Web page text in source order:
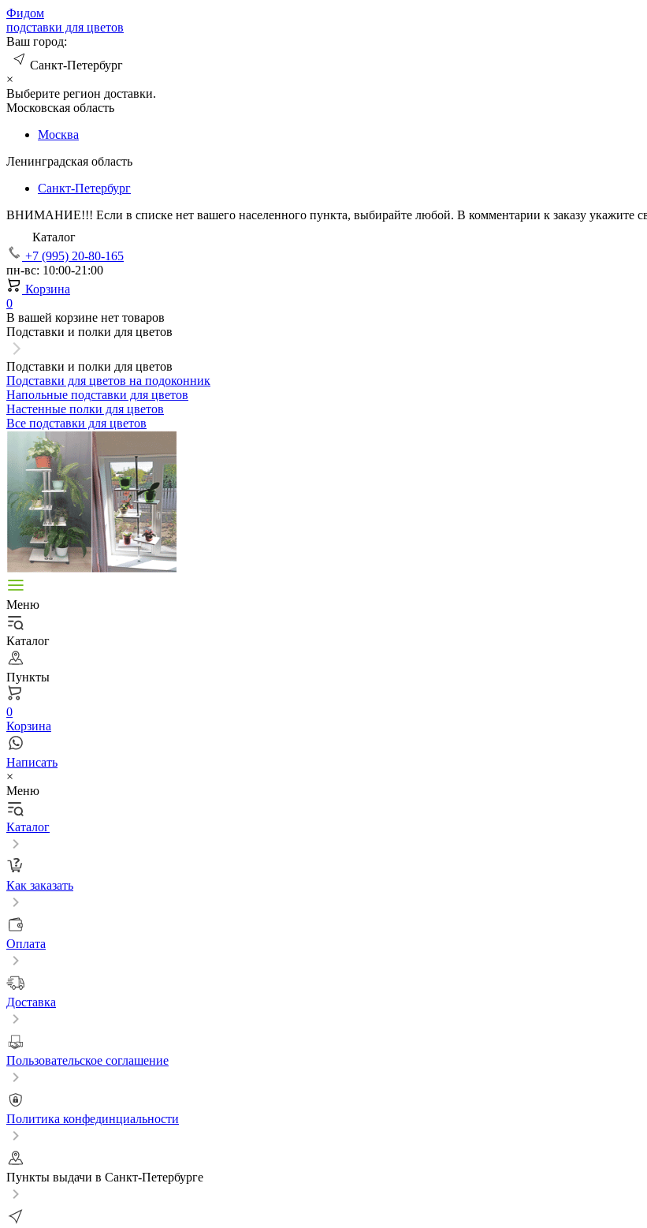
Фидом
подставки для цветов
Ваш город:
Санкт-Петербург
×
Выберите регион доставки.
Московская область
Москва
Ленинградская область
Санкт-Петербург
ВНИМАНИЕ!!! Если в списке нет вашего населенного пункта, выбирайте любой. В комментарии к заказу укажите
Каталог
+7 (995) 20-80-165
пн-вс: 10:00-21:00
Корзина
0
В вашей корзине нет товаров
Подставки и полки для цветов
Подставки и полки для цветов
Подставки для цветов на подоконник
Напольные подставки для цветов
Настенные полки для цветов
Все подставки для цветов
Меню
Каталог
Пункты
0
Корзина
Написать
×
Меню
Каталог
Как заказать
Оплата
Доставка
Пользовательское соглашение
Политика конфединциальности
Пункты выдачи в Санкт-Петербурге